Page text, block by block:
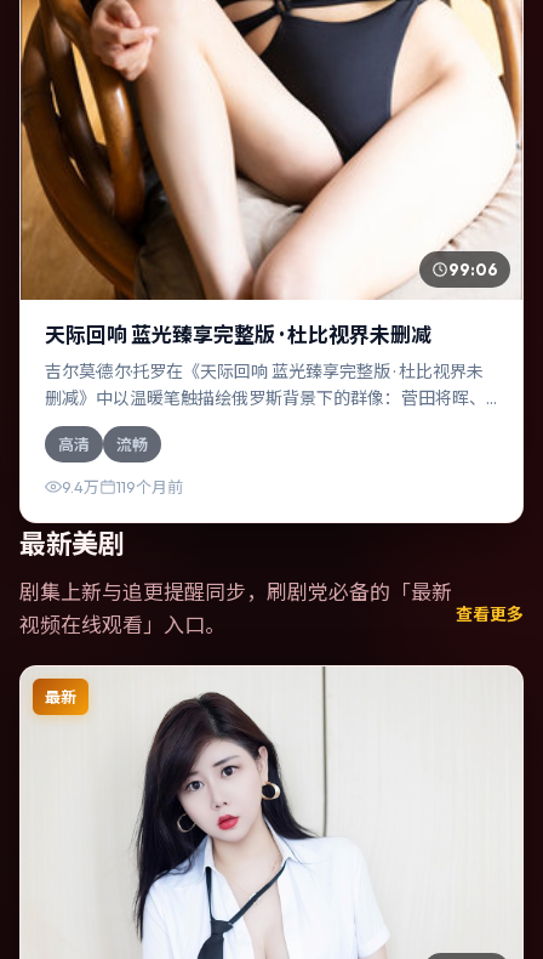
99:06
天际回响 蓝光臻享完整版 · 杜比视界未删减
吉尔莫·德尔·托罗在《天际回响 蓝光臻享完整版 · 杜比视界未
删减》中以温暖笔触描绘俄罗斯背景下的群像：菅田将晖、
谭卓等演员层次丰富。作为一部冒险作品，故事从日常裂缝
切入，逐步推向不可逆转的结局；视听语言统一，情感落点
克制有力。
高清 流畅
9.4万 119个月前
最新美剧
剧集上新与追更提醒同步，刷剧党必备的「最新
视频在线观看 」入口。 查看更多
最新